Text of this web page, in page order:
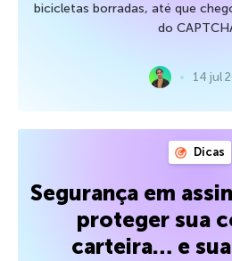
bicicletas borradas, até que
do
14 jul
Dicas
Segurança em
proteger sua
carteira… e